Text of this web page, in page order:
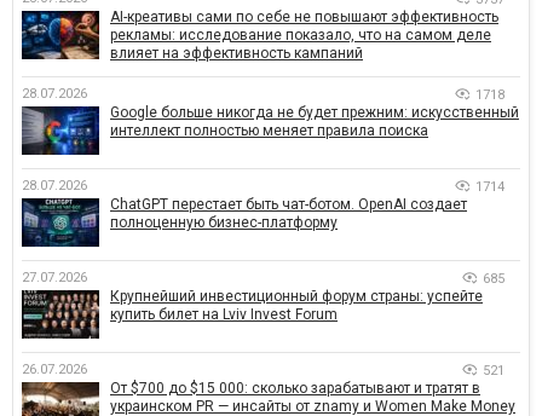
AI-креативы сами по себе не повышают эффективность
рекламы: исследование показало, что на самом деле
влияет на эффективность кампаний
28.07.2026 1718
Google больше никогда не будет прежним: искусственный
интеллект полностью меняет правила поиска
28.07.2026 1714
ChatGPT перестает быть чат-ботом. OpenAI создает
полноценную бизнес-платформу
27.07.2026 685
Крупнейший инвестиционный форум страны: успейте
купить билет на Lviv Invest Forum
26.07.2026 521
От $700 до $15 000: сколько зарабатывают и тратят в
украинском PR — инсайты от znamy и Women Make Money